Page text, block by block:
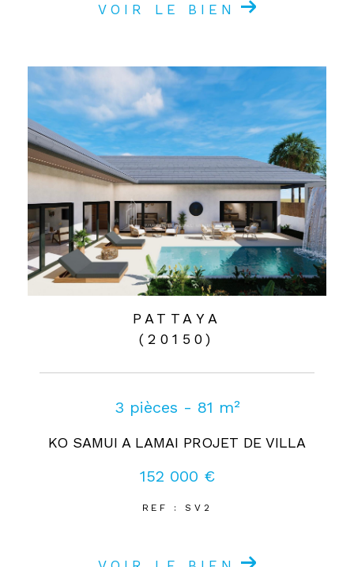
VOIR LE BIEN
PATTAYA
(20150)
3 pièces - 81 m²
KO SAMUI A LAMAI PROJET DE VILLA
152 000 €
REF : SV2